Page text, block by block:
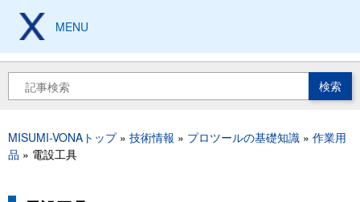
コ
ン
に
移
索
パ
ン
ず
MISUMI-VONAトップ 技術情報 プロツールの基礎知識
作業用
品
電設工具
MENU